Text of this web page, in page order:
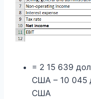
= 2 15 639
США – 10 045
США